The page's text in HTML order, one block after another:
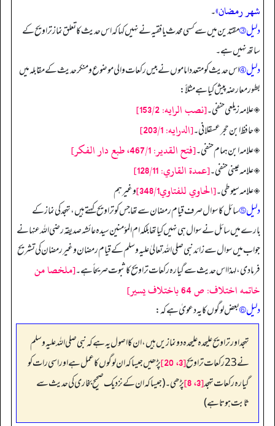
شهر رمضان»۔
دلیل ③مقتدین میں سے کسی محدث یا فقیہ نے نہیں کہا کہ اس حدیث کا تعلق نماز تراویح کے
ساتھ نہیں ہے۔
دلیل ④اس حدیث کو متعدد اماموں نے بیس رکعات والی موضوع و منکر حدیث کے مقابلہ میں
بطور معارضہ پیش کیا ہے مثلاً:
◈ علامہ زیلعی حنفی۔[نصب الرايه: 153/2]
◈ حافظ ابن حجر عسقلانی۔[الدرايه: 203/1]
◈ علامہ ابن ہمام حنفی۔[فتح القدير: 467/1، طبع دار الفكر]
◈ علامہ عینی حنفی۔[عمدة القاري: 128/11]
◈ علامہ سیوطی۔[الحاوي للفتاوي348/1]
وغيرهم
دلیل ⑤سائل کا سوال صرف قیام رمضان سے تھا جس کو تراویح کہتے ہیں، تہجد کی نماز کے
بارے میں سائل نے سوال ہی نہیں کیا تھا بلکہ ام المؤمنین سیدہ عائشہ صدیقہ رضی اللہ عنہا نے
جواب میں سوال سے زائد نبی صلی اللہ تعالیٰ علیہ وسلم کے قیام رمضان و غیر رمضان کی تشریح
فرما دی، لہذا اس حدیث سے گیارہ رکعات تراویح کا ثبوت صریحاً ہے۔[ملخصا من
خاتمه اختلاف: ص 64 باختلاف يسير]
دلیل ⑥بعض لوگوں کا یہ دعویٰ ہے کہ:
تہجد اور تراویح علیحدہ علیحدہ دو نمازیں ہیں، ان کا اصول یہ ہے کہ نبی صلی اللہ علیہ وسلم
نے 23 رکعات تراویح
[3، 20]
پڑھیں جیسا کہ ان لوگوں کا عمل ہے اور اسی رات کو
گیارہ رکعات تہجد[3، 8]
پڑھی۔ (جیسا کہ ان کے نزدیک صحیح بخاری کی حدیث سے
ثابت ہوتا ہے)